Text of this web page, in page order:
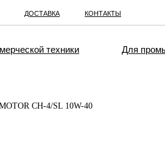
техники Для
ДОСТАВКА КОНТАКТЫ
CH-4/SL 10W-40